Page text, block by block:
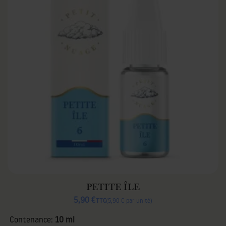
PETITE ÎLE
5,90 € TTC 5,90 € par unité
Contenance: 10 ml